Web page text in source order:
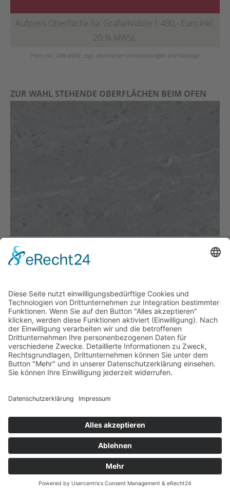
Aufpreis Oberfläche für Grafia/Nobile 1.490,- Euro inkl.
20 % MWSt.
Preis inkl. 20% MWSt. zzgl. technischen Voraussetzungen und Montage
ZUR WAHL STEHENDE OBERFLÄCHEN BEIM OFEN
GRAFIA